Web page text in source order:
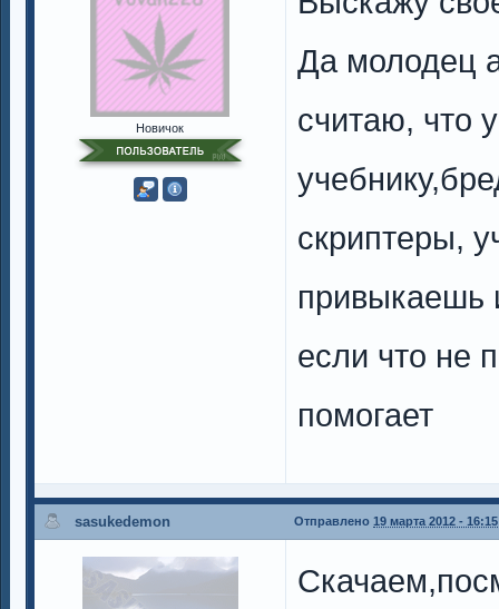
Новичок
Да молодец
считаю, что
скриптеры,
привыкаешь
если что не
помогает
sasukedemon Отправлено 19 марта 2012 - 16:15